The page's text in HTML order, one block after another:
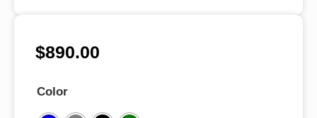
$890.00
Color